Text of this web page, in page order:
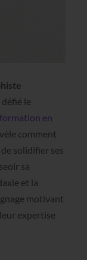
défié le
formation en
comment
solidifier ses
sa
et la
motivant
expertise